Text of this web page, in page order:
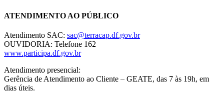
ATENDIMENTO AO PÚBLICO
Atendimento SAC: sac@terracap.df.gov.br
OUVIDORIA: Telefone 162
www.participa.df.gov.br
Atendimento presencial:
Gerência de Atendimento ao Cliente – GEATE, das 7 às 19h, em
dias úteis.